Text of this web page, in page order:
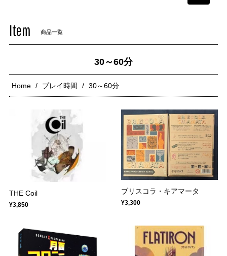
Item 商品一覧
30～60分
Home プレイ時間 30～60分
THE Coil
¥3,850
ブリスコラ・キアマータ
¥3,300